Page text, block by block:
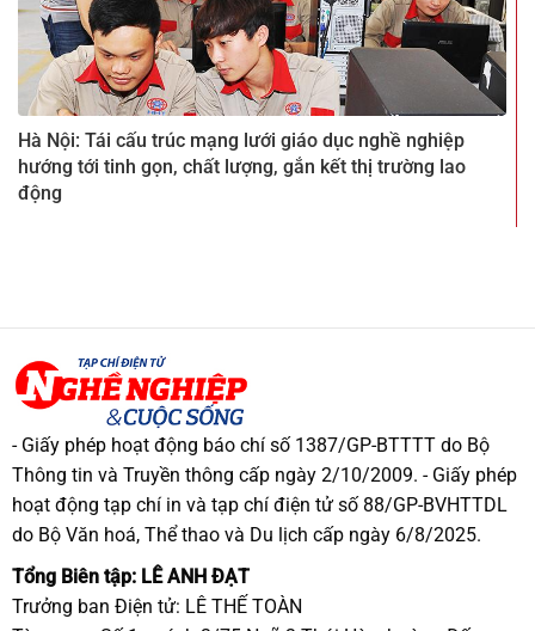
Hà Nội: Tái cấu trúc mạng lưới giáo dục nghề nghiệp
hướng tới tinh gọn, chất lượng, gắn kết thị trường lao
động
- Giấy phép hoạt động báo chí số 1387/GP-BTTTT do Bộ
Thông tin và Truyền thông cấp ngày 2/10/2009. - Giấy phép
hoạt động tạp chí in và tạp chí điện tử số 88/GP-BVHTTDL
do Bộ Văn hoá, Thể thao và Du lịch cấp ngày 6/8/2025.
Tổng Biên tập: LÊ ANH ĐẠT
Trưởng ban Điện tử: LÊ THẾ TOÀN